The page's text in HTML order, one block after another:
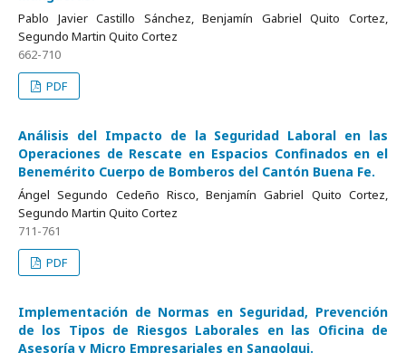
Pablo Javier Castillo Sánchez, Benjamín Gabriel Quito Cortez,
Segundo Martin Quito Cortez
662-710
PDF
Análisis del Impacto de la Seguridad Laboral en las
Operaciones de Rescate en Espacios Confinados en el
Benemérito Cuerpo de Bomberos del Cantón Buena Fe.
Ángel Segundo Cedeño Risco, Benjamín Gabriel Quito Cortez,
Segundo Martin Quito Cortez
711-761
PDF
Implementación de Normas en Seguridad, Prevención
de los Tipos de Riesgos Laborales en las Oficina de
Asesoría y Micro Empresariales en Sangolqui.